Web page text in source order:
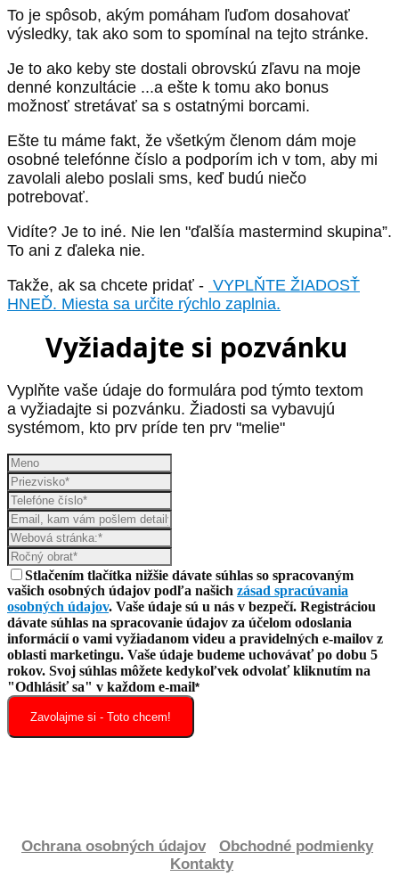
To je spôsob, akým pomáham ľuďom dosahovať
výsledky, tak ako som to spomínal na tejto stránke.
Je to ako keby ste dostali obrovskú zľavu na moje
denné konzultácie ...a ešte k tomu ako bonus
možnosť stretávať sa s ostatnými borcami.
Ešte tu máme fakt, že všetkým členom dám moje
osobné telefónne číslo a podporím ich v tom, aby mi
zavolali alebo poslali sms, keď budú niečo
potrebovať.
Vidíte? Je to iné. Nie len "ďalšía mastermind skupina”.
To ani z ďaleka nie.
Takže, ak sa chcete pridať - VYPLŇTE ŽIADOSŤ
HNEĎ. Miesta sa určite rýchlo zaplnia.
Vyžiadajte si pozvánku
Vyplňte vaše údaje do formulára pod týmto textom
a vyžiadajte si pozvánku. Žiadosti sa vybavujú
systémom, kto prv príde ten prv "melie"
Stlačením tlačítka nižšie dávate súhlas so spracovaným
vašich osobných údajov podľa našich zásad spracúvania
osobných údajov. Vaše údaje sú u nás v bezpečí. Registráciou
dávate súhlas na spracovanie údajov za účelom odoslania
informácií o vami vyžiadanom videu a pravidelných e-mailov z
oblasti marketingu. Vaše údaje budeme uchovávať po dobu 5
rokov. Svoj súhlas môžete kedykoľvek odvolať kliknutím na
"Odhlásiť sa" v každom e-mail*
Zavolajme si - Toto chcem!
Ochrana osobných údajov
Obchodné podmienky
Kontakty